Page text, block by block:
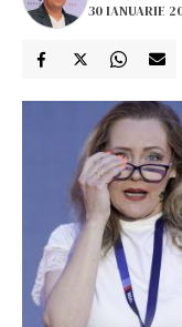
30 IANUARIE